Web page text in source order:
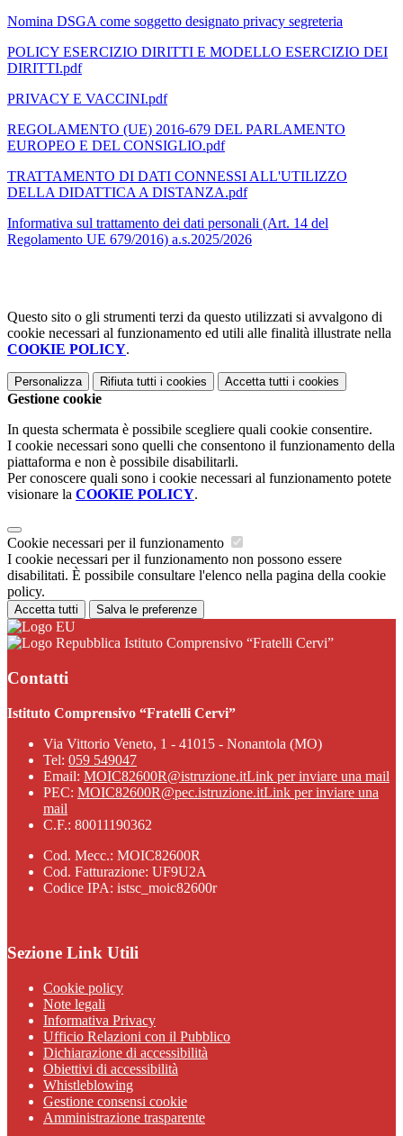
Nomina DSGA come soggetto designato privacy segreteria
POLICY ESERCIZIO DIRITTI E MODELLO ESERCIZIO DEI
DIRITTI.pdf
PRIVACY E VACCINI.pdf
REGOLAMENTO (UE) 2016-679 DEL PARLAMENTO
EUROPEO E DEL CONSIGLIO.pdf
TRATTAMENTO DI DATI CONNESSI ALL'UTILIZZO
DELLA DIDATTICA A DISTANZA.pdf
Informativa sul trattamento dei dati personali (Art. 14 del
Regolamento UE 679/2016) a.s.2025/2026
Questo sito o gli strumenti terzi da questo utilizzati si avvalgono di
cookie necessari al funzionamento ed utili alle finalità illustrate nella
COOKIE POLICY.
Personalizza Rifiuta tutti i cookies Accetta tutti i cookies
Gestione cookie
In questa schermata è possibile scegliere quali cookie consentire.
I cookie necessari sono quelli che consentono il funzionamento della
piattaforma e non è possibile disabilitarli.
Per conoscere quali sono i cookie necessari al funzionamento potete
visionare la COOKIE POLICY.
Cookie necessari per il funzionamento
I cookie necessari per il funzionamento non possono essere
disabilitati. È possibile consultare l'elenco nella pagina della cookie
policy.
Accetta tutti Salva le preferenze
Istituto Comprensivo “Fratelli Cervi”
Contatti
Istituto Comprensivo “Fratelli Cervi”
Via Vittorio Veneto, 1 - 41015 - Nonantola (MO)
Tel: 059 549047
Email: MOIC82600R@istruzione.itLink per inviare una mail
PEC: MOIC82600R@pec.istruzione.itLink per inviare una
mail
C.F.: 80011190362
Cod. Mecc.: MOIC82600R
Cod. Fatturazione: UF9U2A
Codice IPA: istsc_moic82600r
Sezione Link Utili
Cookie policy
Note legali
Informativa Privacy
Ufficio Relazioni con il Pubblico
Dichiarazione di accessibilità
Obiettivi di accessibilità
Whistleblowing
Gestione consensi cookie
Amministrazione trasparente